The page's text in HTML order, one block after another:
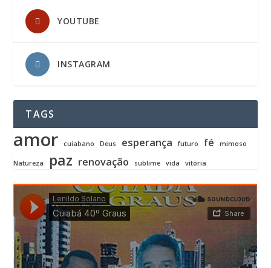
YOUTUBE
INSTAGRAM
TAGS
amor cuiabano Deus esperança futuro fé mimoso
Natureza paz renovação sublime vida vitória